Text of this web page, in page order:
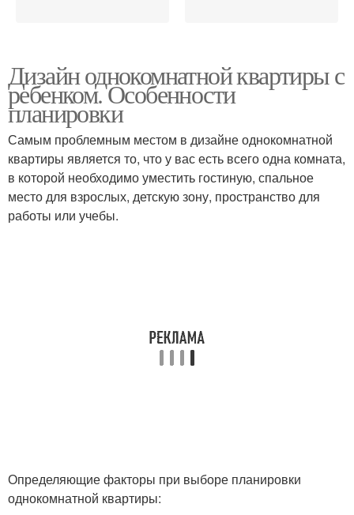
Дизайн однокомнатной квартиры с
ребенком. Особенности
планировки
Самым проблемным местом в дизайне однокомнатной
квартиры является то, что у вас есть всего одна комната,
в которой необходимо уместить гостиную, спальное
место для взрослых, детскую зону, пространство для
работы или учебы.
Определяющие факторы при выборе планировки
однокомнатной квартиры: